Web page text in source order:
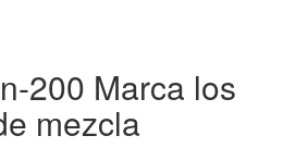
200 Marca los
mezcla